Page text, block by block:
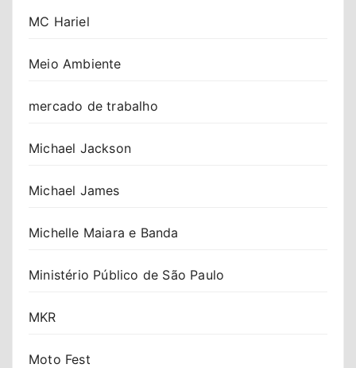
MC Hariel
Meio Ambiente
mercado de trabalho
Michael Jackson
Michael James
Michelle Maiara e Banda
Ministério Público de São Paulo
MKR
Moto Fest